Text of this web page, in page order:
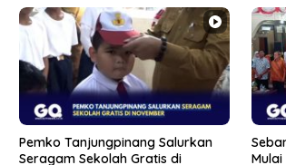
Pemko Tanjungpinang Salurkan
Seragam Sekolah Gratis di